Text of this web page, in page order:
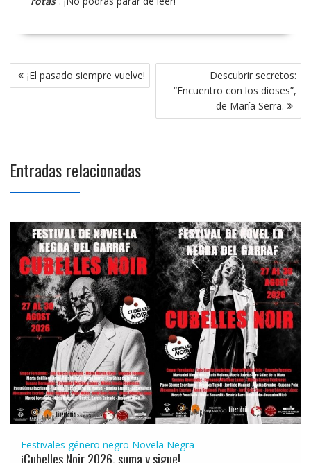
Navegación
de
¡El pasado siempre vuelve!
Descubrir secretos:
“Encuentro con los dioses”,
de María Serra.
Entradas relacionadas
Festivales género negro Novela Negra
¡Cubelles Noir 2026, suma y sigue!